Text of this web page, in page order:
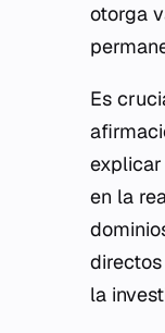
otorga
Es
en la
la